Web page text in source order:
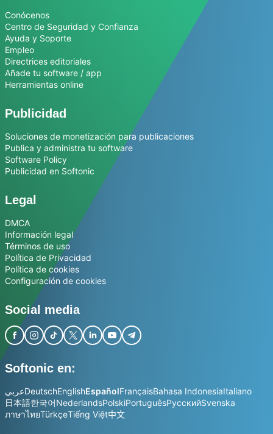
Conócenos
Centro de Seguridad y Confianza
Ayuda y Soporte
Empleo
Directrices editoriales
Añade tu software / app
Herramientas online
Publicidad
Soluciones de monetización para publicaciones
Publica y administra tu software
Software Policy
Publicidad en Softonic
Legal
DMCA
Información legal
Términos de uso
Política de Privacidad
Política de cookies
Configuración de cookies
Social media
Softonic en:
عربيDeutschEnglishEspañolFrançaisBahasa IndonesiaItaliano
日本語한국어NederlandsPolskiPortuguêsРусскийSvenska
ภาษาไทยTürkçeTiếng Việt中文